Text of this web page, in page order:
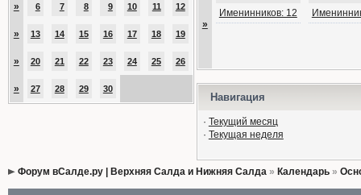
» 6 7 8 9 10 11 12
» 13 14 15 16 17 18 19
» 20 21 22 23 24 25 26
» 27 28 29 30
»
Именинников: 12
Навигация
· Текущий месяц
· Текущая неделя
Форум вСалде.ру | Верхняя Салда и Нижняя Салда» Календарь»